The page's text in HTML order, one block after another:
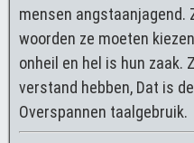
mensen angstaanjagend.
woorden ze moeten
onheil en hel is hun zaak.
verstand hebben, Dat is
Overspannen taalgebruik.